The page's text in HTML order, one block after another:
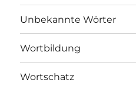
Unbekannte Wörter
Wortbildung
Wortschatz